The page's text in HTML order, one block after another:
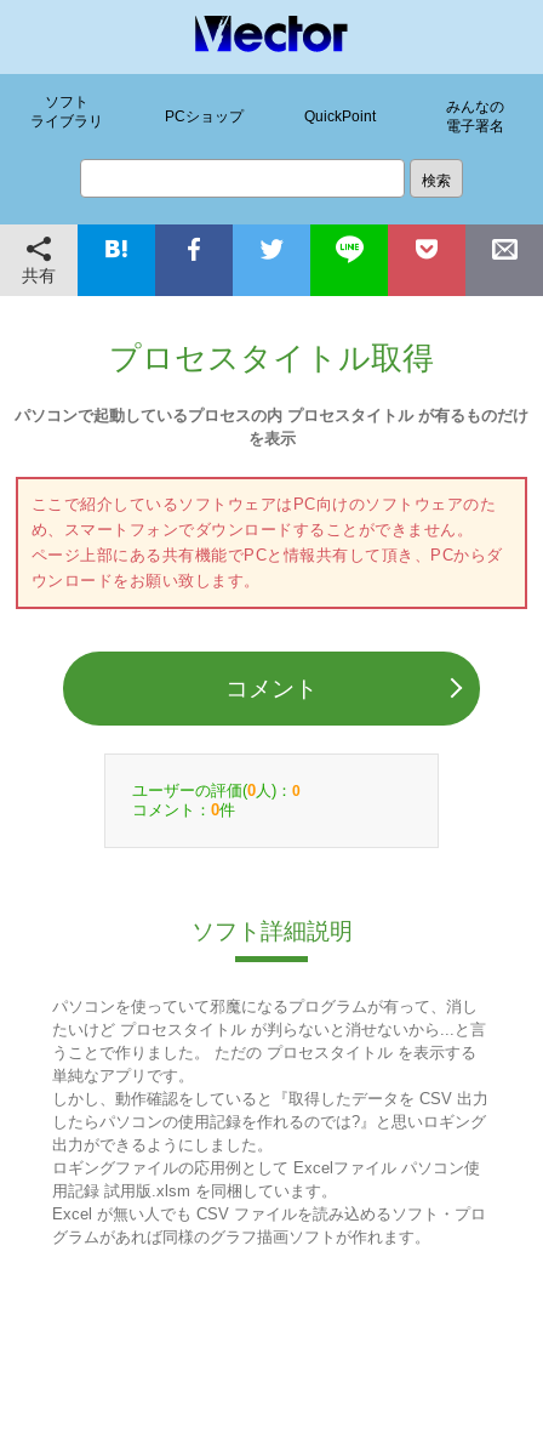
ソフト
ライブラリ
PCショップ QuickPoint
みんなの
電子署名
共有
プロセスタイトル取得
パソコンで起動しているプロセスの内 プロセスタイトル が有るものだけ
を表示
ここで紹介しているソフトウェアはPC向けのソフトウェアのた
め、スマートフォンでダウンロードすることができません。
ページ上部にある共有機能でPCと情報共有して頂き、PCからダ
ウンロードをお願い致します。
コメント
ユーザーの評価(0 人)： 0
コメント： 0件
ソフト詳細説明
パソコンを使っていて邪魔になるプログラムが有って、消し
たいけど プロセスタイトル が判らないと消せないから...と言
うことで作りました。 ただの プロセスタイトル を表示する
単純なアプリです。
しかし、動作確認をしていると『取得したデータを CSV 出力
したらパソコンの使用記録を作れるのでは?』と思いロギング
出力ができるようにしました。
ロギングファイルの応用例として Excelファイル パソコン使
用記録 試用版.xlsm を同梱しています。
Excel が無い人でも CSV ファイルを読み込めるソフト・プロ
グラムがあれば同様のグラフ描画ソフトが作れます。